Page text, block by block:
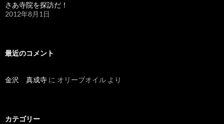
さあ寺院を探訪だ！
2012年8月1日
最近のコメント
金沢 真成寺 に オリーブオイル より
カテゴリー